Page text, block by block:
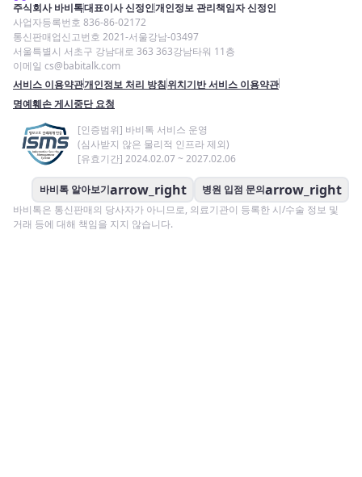
주식회사 바비톡대표이사 신정인개인정보 관리책임자 신정인
사업자등록번호 836-86-02172
통신판매업신고번호 2021-서울강남-03497
서울특별시 서초구 강남대로 363 363강남타워 11층
이메일 cs@babitalk.com
서비스 이용약관개인정보 처리 방침위치기반 서비스 이용약관
명예훼손 게시중단 요청
[인증범위] 바비톡 서비스 운영
(심사받지 않은 물리적 인프라 제외)
[유효기간] 2024.02.07 ~ 2027.02.06
바비톡 알아보기arrow_right 병원 입점 문의arrow_right
바비톡은 통신판매의 당사자가 아니므로, 의료기관이 등록한 시/수술 정보 및
거래 등에 대해 책임을 지지 않습니다.